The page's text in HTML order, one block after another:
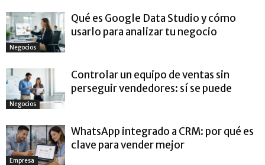
Negocios
Qué es Google Data Studio y cómo
usarlo para analizar tu negocio
Negocios
Controlar un equipo de ventas sin
perseguir vendedores: sí se puede
Empresa
WhatsApp integrado a CRM: por qué es
clave para vender mejor